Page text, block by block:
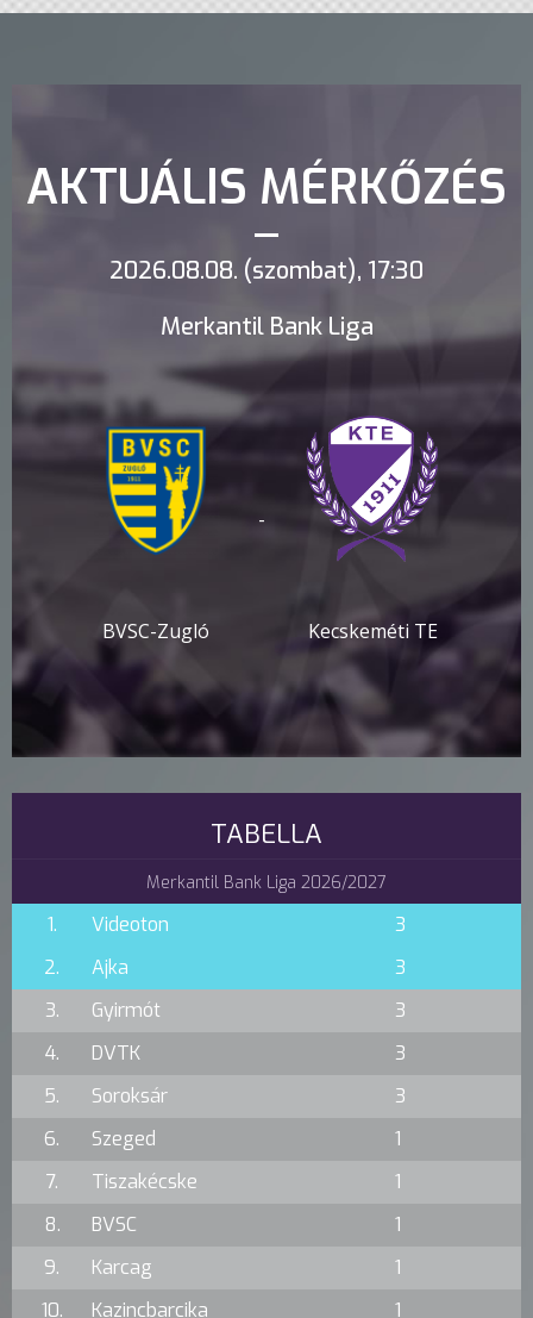
AKTUÁLIS MÉRKŐZÉS
2026.08.08. (szombat), 17:30
Merkantil Bank Liga
BVSC-Zugló
-
Kecskeméti TE
TABELLA
Merkantil Bank Liga 2026/2027
1. Videoton
3
2.
Ajka
3
3.
Gyirmót
3
4.
DVTK
3
5.
Soroksár
3
6.
Szeged
1
7.
Tiszakécske
1
8.
BVSC
1
9.
Karcag
1
10.
Kazincbarcika 1